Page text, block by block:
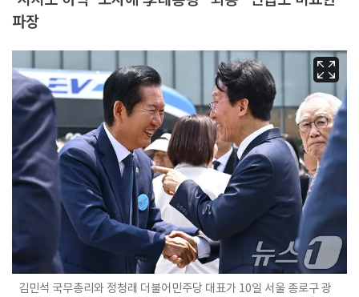
파장
김민석 국무총리와 정청래 더불어민주당 대표가 10일 서울 종로구 광